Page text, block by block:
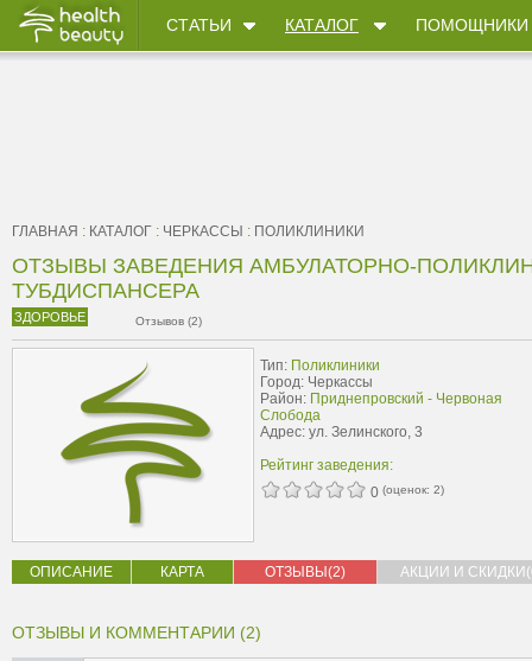
СТАТЬИ КАТАЛОГ ПОМОЩНИКИ
ГЛАВНАЯ : КАТАЛОГ : ЧЕРКАССЫ : ПОЛИКЛИНИКИ
ОТЗЫВЫ ЗАВЕДЕНИЯ АМБУЛАТОРНО-
ТУБДИСПАНСЕРА
ЗДОРОВЬЕ Отзывов (2)
Тип: Поликлиники
Город: Черкассы
Район: Приднепровский - Червоная
Слобода
Адрес: ул. Зелинского, 3
Рейтинг заведения:
0 (оценок: 2)
ОПИСАНИЕ КАРТА ОТЗЫВЫ(2) АКЦИИ И
ОТЗЫВЫ И КОММЕНТАРИИ (2)